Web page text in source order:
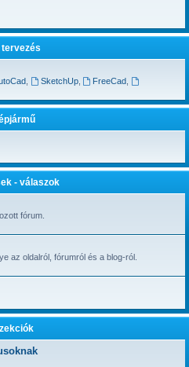
tervezés
, SketchUp, FreeCad
- válaszok
fórum.
az oldalról, fórumról és a blog-ról.